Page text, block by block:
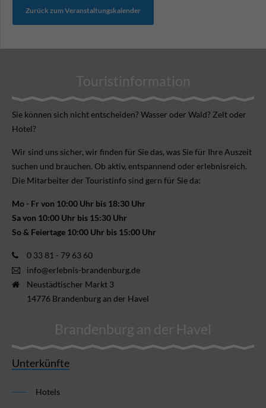
Zurück zum Veranstaltungskalender
Touristinformation
Sie können sich nicht ent­scheiden? Wasser oder Wald? Zelt oder
Hotel?
Wir sind uns sicher, wir finden für Sie das, was Sie für Ihre Aus­zeit
suchen und brauchen. Ob aktiv, ent­spannend oder erlebnis­reich.
Die Mitarbeiter der Touristinfo sind gern für Sie da:
Mo - Fr von 10:00 Uhr bis 18:30 Uhr
Sa von 10:00 Uhr bis 15:30 Uhr
So & Feiertage 10:00 Uhr bis 15:00 Uhr
0 33 81 - 79 63 60
info@erlebnis-brandenburg.de
Neustädtischer Markt 3
14776 Brandenburg an der Havel
Brandenburg an der Havel
Unterkünfte
Hotels